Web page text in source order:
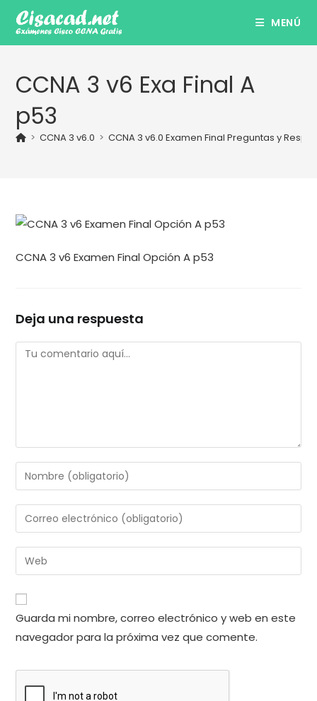
contenido
MENÚ
CCNA 3 v6 Exa Final A
p53
> CCNA 3 v6.0 > CCNA 3 v6.0 Examen Final Preguntas y
CCNA 3 v6 Examen Final Opción A p53
Deja una respuesta
Comentario
Introduce
tu
nombre
de
usuario
para
comentar
Introduce
tu
dirección
de
electrónico
para
comentar
Introduce
la
URL
de
tu
web
Guarda mi nombre, correo electrónico y web en este
navegador para la próxima vez que comente.